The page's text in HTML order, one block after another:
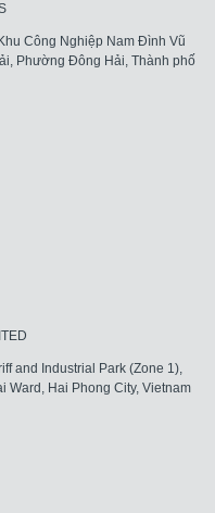
Công Nghiệp Nam Đình Vũ
Phường Đông Hải, Thành phố
and Industrial Park (Zone 1),
Ward, Hai Phong City, Vietnam